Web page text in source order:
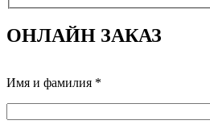
ОНЛАЙН ЗАКАЗ
Имя и фамилия *